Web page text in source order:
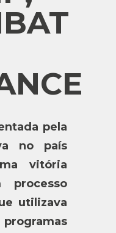
pela
no país
vitória
processo
utilizava